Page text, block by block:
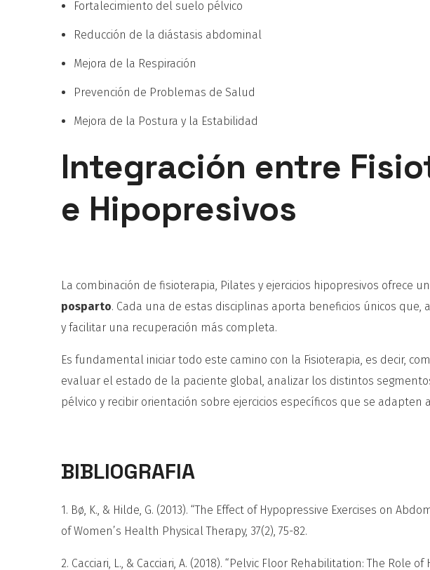
Fortalecimiento del suelo pélvico
Reducción de la diástasis abdominal
Mejora de la Respiración
Prevención de Problemas de Salud
Mejora de la Postura y la Estabilidad
Integración entre
e Hipopresivos
La combinación de fisioterapia, Pilates y ejercicios hipopresivos ofrece
posparto. Cada una de estas disciplinas aporta beneficios únicos
y facilitar una recuperación más completa.
Es fundamental iniciar todo este camino con la Fisioterapia, es decir,
evaluar el estado de la paciente global, analizar los distintos
pélvico y recibir orientación sobre ejercicios específicos que se adapten
BIBLIOGRAFIA
1. Bø, K., & Hilde, G. (2013). “The Effect of Hypopressive Exercises on
of Women’s Health Physical Therapy, 37(2), 75-82.
2. Cacciari, L., & Cacciari, A. (2018). “Pelvic Floor Rehabilitation: The Role